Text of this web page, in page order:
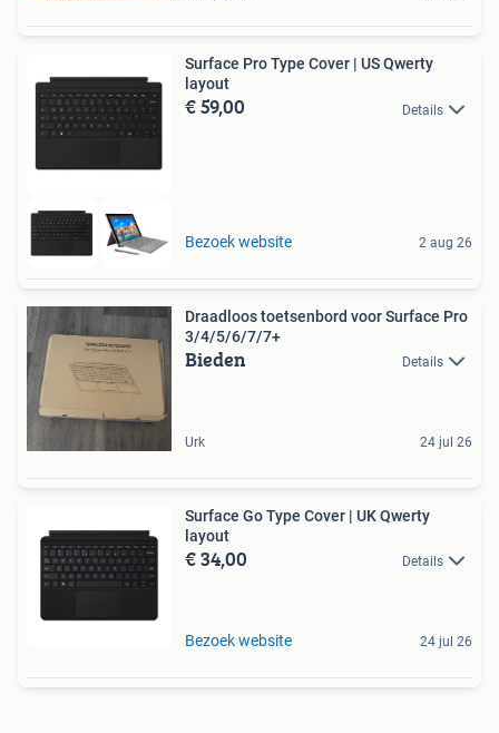
Surface Pro Type Cover | US Qwerty
layout
€ 59,00 Details
Bezoek website 2 aug 26
Draadloos toetsenbord voor Surface Pro
3/4/5/6/7/7+
Bieden Details
Urk 24 jul 26
Surface Go Type Cover | UK Qwerty
layout
€ 34,00 Details
Bezoek website 24 jul 26